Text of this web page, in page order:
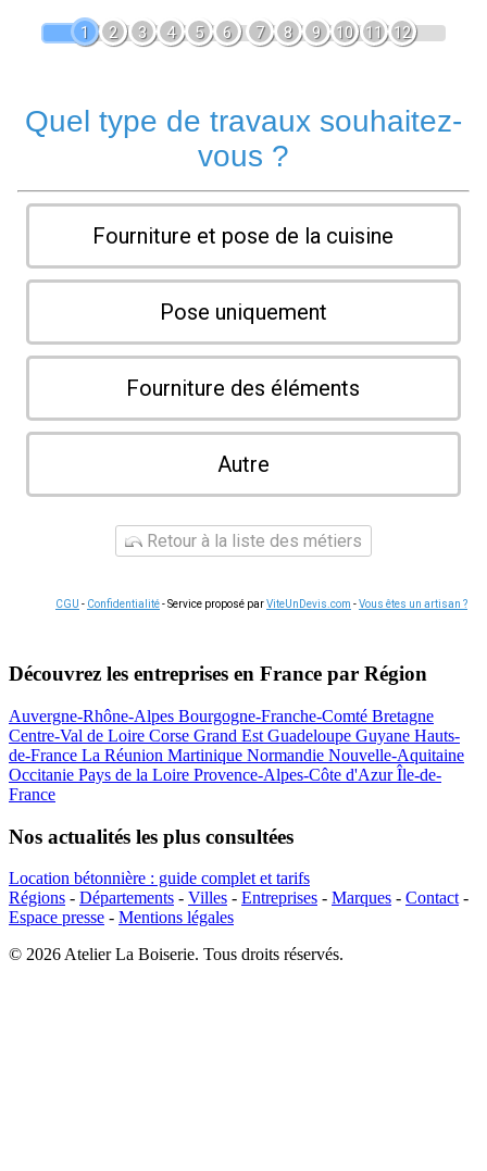
1 2 3 4 5 6 7 8 9 10 11 12
Quel type de travaux souhaitez-
vous ?
Fourniture et pose de la cuisine
Pose uniquement
Fourniture des éléments
Autre
Retour à la liste des métiers
CGU - Confidentialité- Service proposé parViteUnDevis.com -Vous êtes un artisan ?
Découvrez les entreprises en France par Région
Auvergne-Rhône-Alpes Bourgogne-Franche-Comté Bretagne
Centre-Val de Loire Corse Grand Est Guadeloupe Guyane Hauts-
de-France La Réunion Martinique Normandie Nouvelle-Aquitaine
Occitanie Pays de la Loire Provence-Alpes-Côte d'AzurÎle-de-
France
Nos actualités les plus consultées
Location bétonnière : guide complet et tarifs
Régions - Départements - Villes - Entreprises - Marques - Contact -
Espace presse - Mentions légales
© 2026 Atelier La Boiserie. Tous droits réservés.